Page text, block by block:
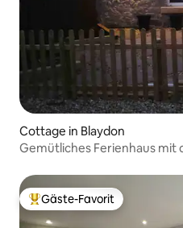
Cottage in Blaydon
Gemütliches Ferienhaus mit
Beliebter Gäste-Favorit.
Gäste-Favorit